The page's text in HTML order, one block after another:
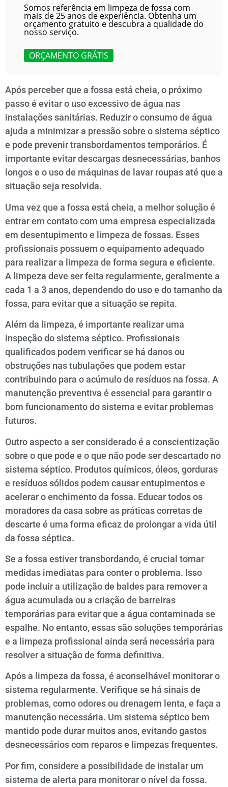
Somos referência em limpeza de fossa com
mais de 25 anos de experiência. Obtenha um
orçamento gratuito e descubra a qualidade do
nosso serviço.
ORÇAMENTO GRÁTIS
Após perceber que a fossa está cheia, o próximo
passo é evitar o uso excessivo de água nas
instalações sanitárias. Reduzir o consumo de água
ajuda a minimizar a pressão sobre o sistema séptico
e pode prevenir transbordamentos temporários. É
importante evitar descargas desnecessárias, banhos
longos e o uso de máquinas de lavar roupas até que a
situação seja resolvida.
Uma vez que a fossa está cheia, a melhor solução é
entrar em contato com uma empresa especializada
em desentupimento e limpeza de fossas. Esses
profissionais possuem o equipamento adequado
para realizar a limpeza de forma segura e eficiente.
A limpeza deve ser feita regularmente, geralmente a
cada 1 a 3 anos, dependendo do uso e do tamanho da
fossa, para evitar que a situação se repita.
Além da limpeza, é importante realizar uma
inspeção do sistema séptico. Profissionais
qualificados podem verificar se há danos ou
obstruções nas tubulações que podem estar
contribuindo para o acúmulo de resíduos na fossa. A
manutenção preventiva é essencial para garantir o
bom funcionamento do sistema e evitar problemas
futuros.
Outro aspecto a ser considerado é a conscientização
sobre o que pode e o que não pode ser descartado no
sistema séptico. Produtos químicos, óleos, gorduras
e resíduos sólidos podem causar entupimentos e
acelerar o enchimento da fossa. Educar todos os
moradores da casa sobre as práticas corretas de
descarte é uma forma eficaz de prolongar a vida útil
da fossa séptica.
Se a fossa estiver transbordando, é crucial tomar
medidas imediatas para conter o problema. Isso
pode incluir a utilização de baldes para remover a
água acumulada ou a criação de barreiras
temporárias para evitar que a água contaminada se
espalhe. No entanto, essas são soluções temporárias
e a limpeza profissional ainda será necessária para
resolver a situação de forma definitiva.
Após a limpeza da fossa, é aconselhável monitorar o
sistema regularmente. Verifique se há sinais de
problemas, como odores ou drenagem lenta, e faça a
manutenção necessária. Um sistema séptico bem
mantido pode durar muitos anos, evitando gastos
desnecessários com reparos e limpezas frequentes.
Por fim, considere a possibilidade de instalar um
sistema de alerta para monitorar o nível da fossa.